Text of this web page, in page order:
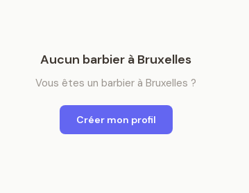
Aucun barbier à Bruxelles
Vous êtes un barbier à Bruxelles ?
Créer mon profil